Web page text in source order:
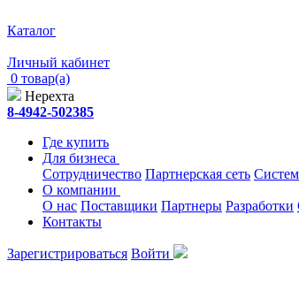
Каталог
Личный кабинет
0 товар(а)
Нерехта
8-4942-502385
Где купить
Для бизнеса
Сотрудничество Партнерская сеть
О компании
О нас Поставщики Партнеры Разработки
Контакты
Зарегистрироваться Войти